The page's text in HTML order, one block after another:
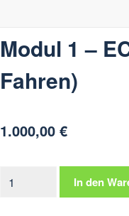
Modul 1 –
Fahren)
1.000,00 €
Modul
In den